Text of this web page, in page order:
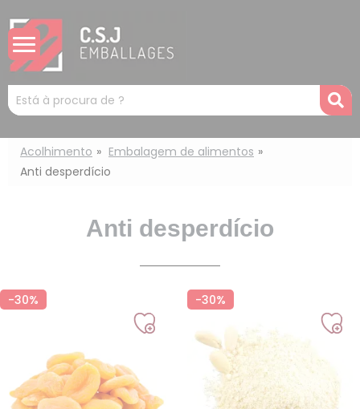
Mots
clés
:
Acolhimento
Embalagem de alimentos
Anti desperdício
Anti desperdício
-30% -30%